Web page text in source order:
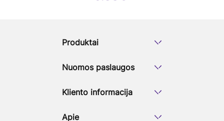
Produktai
Nuomos paslaugos
Kliento informacija
Apie